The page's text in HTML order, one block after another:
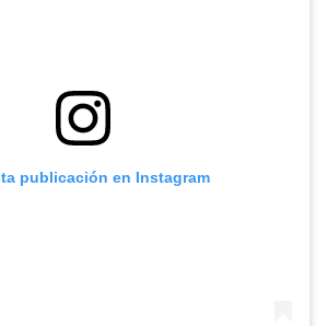
publicación en Instagram